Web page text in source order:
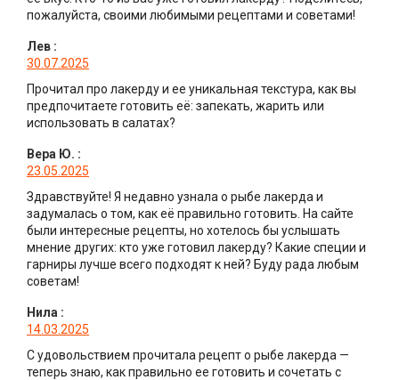
пожалуйста, своими любимыми рецептами и советами!
Лев :
30.07.2025
Прочитал про лакерду и ее уникальная текстура, как вы
предпочитаете готовить её: запекать, жарить или
использовать в салатах?
Вера Ю. :
23.05.2025
Здравствуйте! Я недавно узнала о рыбе лакерда и
задумалась о том, как её правильно готовить. На сайте
были интересные рецепты, но хотелось бы услышать
мнение других: кто уже готовил лакерду? Какие специи и
гарниры лучше всего подходят к ней? Буду рада любым
советам!
Нила :
14.03.2025
С удовольствием прочитала рецепт о рыбе лакерда —
теперь знаю, как правильно ее готовить и сочетать с